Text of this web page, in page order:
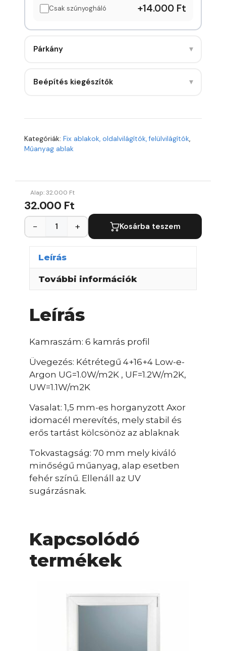
Csak szúnyogháló +14.000 Ft
Párkány ▾
Beépítés kiegészítők ▾
Kategóriák: Fix ablakok, oldalvilágítók, felülvilágítók,
Műanyag ablak
Alap:32.000 Ft
32.000 Ft
− + Kosárba teszem
Leírás
További információk
Leírás
Kamraszám: 6 kamrás profil
Üvegezés: Kétrétegű 4+16+4 Low-e-
Argon UG=1.0W/m2K , UF=1.2W/m2K,
UW=1.1W/m2K
Vasalat: 1,5 mm-es horganyzott Axor
idomacél merevítés, mely stabil és
erős tartást kölcsönöz az ablaknak
Tokvastagság: 70 mm mely kiváló
minőségű műanyag, alap esetben
fehér színű. Ellenáll az UV
sugárzásnak.
Kapcsolódó
termékek